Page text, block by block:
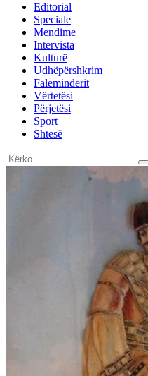
Editorial
Speciale
Mendime
Intervista
Kulturë
Udhëpërshkrim
Faleminderit
Vërtetësi
Përjetësi
Sport
Shtesë